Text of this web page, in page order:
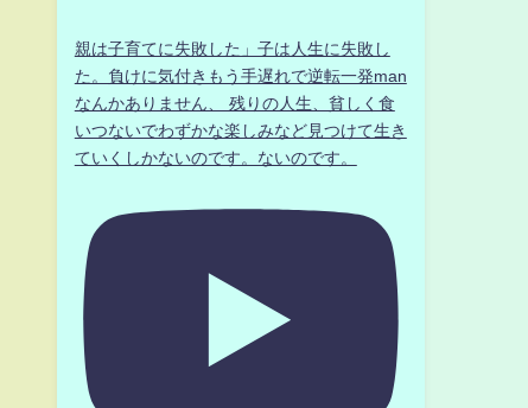
親は子育てに失敗した」子は人生に失敗し
た。負けに気付きもう手遅れで逆転一発man
なんかありません、 残りの人生、貧しく食
いつないでわずかな楽しみなど見つけて生き
ていくしかないのです。ないのです。